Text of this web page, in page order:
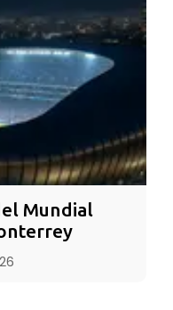
perjudica a
y sigue!
Porque
fuerzas
pasar
en ti.
la
Mundial